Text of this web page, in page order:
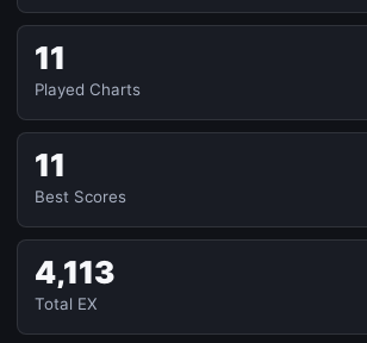
11
Played Charts
11
Best Scores
4,113
Total EX